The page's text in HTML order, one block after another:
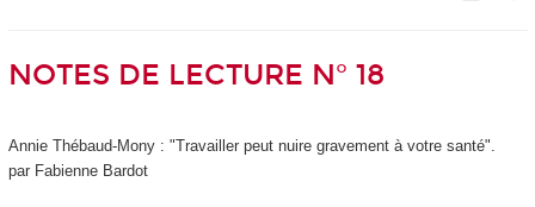
NOTES DE LECTURE N° 18
Annie Thébaud-Mony : "Travailler peut nuire gravement à votre santé".
par Fabienne Bardot